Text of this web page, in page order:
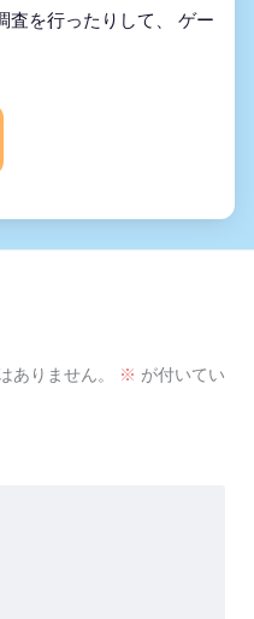
査を行ったりして、 ゲー
ありません。 ※ が付いてい